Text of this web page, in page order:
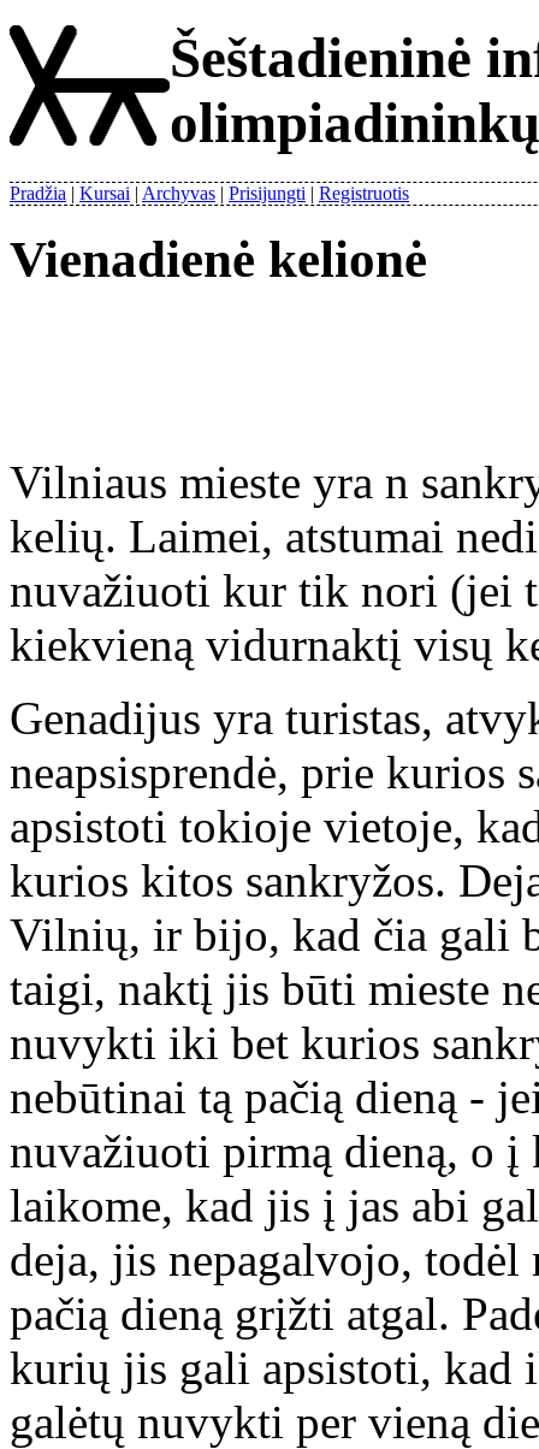
Šeštadieninė
Pradžia Kursai Archyvas Prisijungti Registruotis
Vienadienė kelionė
Vilniaus mieste yra n
kelių. Laimei, atstumai
nuvažiuoti kur tik nori (jei
kiekvieną vidurnaktį visų
Genadijus yra turistas,
neapsisprendė, prie kurios
apsistoti tokioje vietoje,
kurios kitos sankryžos.
Vilnių, ir bijo, kad čia gali
taigi, naktį jis būti mieste
nuvykti iki bet kurios
nebūtinai tą pačią dieną -
nuvažiuoti pirmą dieną, o į
laikome, kad jis į jas abi
deja, jis nepagalvojo,
pačią dieną grįžti atgal.
kurių jis gali apsistoti, kad
galėtų nuvykti per vieną